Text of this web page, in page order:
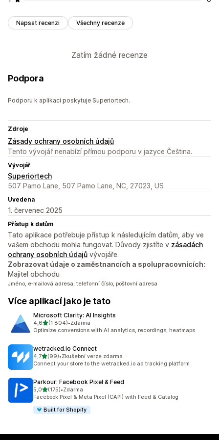
Napsat recenzi Všechny recenze
Zatím žádné recenze
Podpora
Podporu k aplikaci poskytuje Superiortech.
Zdroje
Zásady ochrany osobních údajů
Tento vývojář nenabízí přímou podporu v jazyce Čeština.
Vývojář
Superiortech
507 Pamo Lane, 507 Pamo Lane, NC, 27023, US
Uvedena
1. červenec 2025
Přístup k datům
Tato aplikace potřebuje přístup k následujícím datům, aby ve
vašem obchodu mohla fungovat. Důvody zjistíte v zásadách
ochrany osobních údajů vývojáře.
Zobrazovat údaje o zaměstnancích a spolupracovnících:
Majitel obchodu
Jméno, e‑mailová adresa, telefonní číslo, poštovní adresa
Více aplikací jako je tato
Microsoft Clarity: AI Insights
4,6z 5 hvězd
(1 804)
Celkový počet recenzí: 1804
•Zdarma
Optimize conversions with AI analytics, recordings, heatmaps
wetracked.io Connect
4,7z 5 hvězd
(99)
Celkový počet recenzí: 99
•Zkušební verze zdarma
Connect your store to the wetracked.io ad tracking platform
Parkour: Facebook Pixel & Feed
5,0z 5 hvězd
(175)
Celkový počet recenzí: 175
•Zdarma
Facebook Pixel & Meta Pixel (CAPI) with Feed & Catalog
Built for Shopify